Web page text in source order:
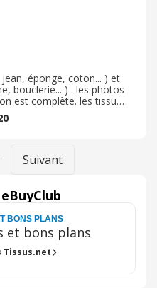
semaine et demi
bien à al photo
une photo pour les
le tissus mais cela
pas eu besoin de
ne peut pas juger le
éponge, coton... ) et
bouclerie... ) . les photos
est complète. les tissus
petits prix. sur chacun est
repassage et entretien.
coup de coeurs ! la
soignée je recommande
Suivant
BONS PLANS
et bons plans
Tissus.net